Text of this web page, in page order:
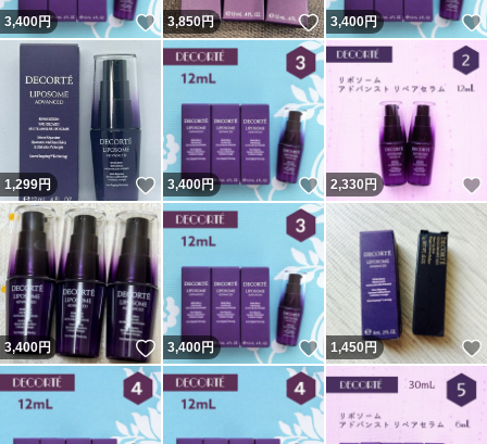
3,400円 いいね！
3,850円 いいね！
3,400円
1,299円 いいね！
3,400円 いいね！
2,330 円
3,400円 いいね！
3,400円 いいね！
1,450円